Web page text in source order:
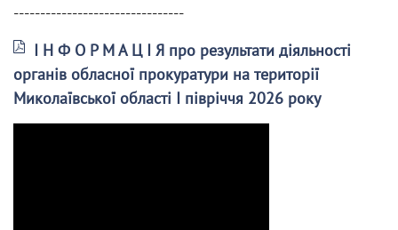
--------------------------------
І Н Ф О Р М А Ц І Я про результати діяльності
органів обласної прокуратури на території
Миколаївської області І півріччя 2026 року